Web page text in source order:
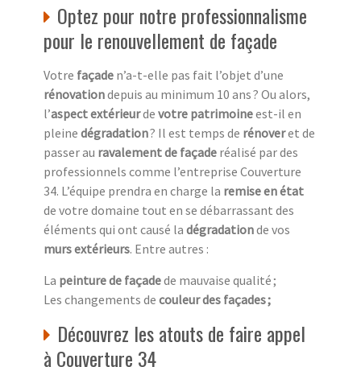
Optez pour notre professionnalisme
pour le renouvellement de façade
Votre façade n’a-t-elle pas fait l’objet d’une
rénovationdepuis au minimum 10 ans ? Ou alors,
l’aspect extérieurde votre patrimoineest-il en
pleine dégradation? Il est temps de rénoveret de
passer au ravalement de façade réalisé par des
professionnels comme l’entreprise Couverture
34. L’équipe prendra en charge la remise en état
de votre domaine tout en se débarrassant des
éléments qui ont causé la dégradationde vos
murs extérieurs. Entre autres :
La peinture de façadede mauvaise qualité ;
Les changements de couleur des façades ;
Découvrez les atouts de faire appel
à Couverture 34